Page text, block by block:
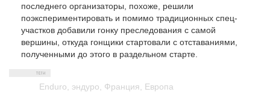
последнего организаторы, похоже, решили
поэкспериментировать и помимо традиционных спец-
участков добавили гонку преследования с самой
вершины, откуда гонщики стартовали с отставаниями,
полученными до этого в раздельном старте.
Enduro эндуро Франция Европа